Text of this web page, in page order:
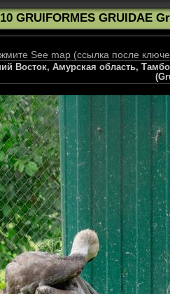
10 GRUIFORMES GRUIDAE
See map (ссылка после
Восток, Амурская область,